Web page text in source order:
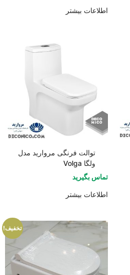
اطلاعات بیشتر
توالت فرنگی مروارید مدل
ولگا Volga
تماس بگیرید
اطلاعات بیشتر
تخفیف!